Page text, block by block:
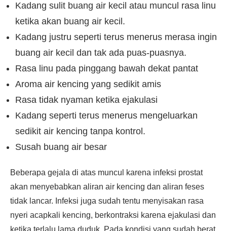
Kadang sulit buang air kecil atau muncul rasa linu
ketika akan buang air kecil.
Kadang justru seperti terus menerus merasa ingin
buang air kecil dan tak ada puas-puasnya.
Rasa linu pada pinggang bawah dekat pantat
Aroma air kencing yang sedikit amis
Rasa tidak nyaman ketika ejakulasi
Kadang seperti terus menerus mengeluarkan
sedikit air kencing tanpa kontrol.
Susah buang air besar
Beberapa gejala di atas muncul karena infeksi prostat
akan menyebabkan aliran air kencing dan aliran feses
tidak lancar. Infeksi juga sudah tentu menyisakan rasa
nyeri acapkali kencing, berkontraksi karena ejakulasi dan
ketika terlalu lama duduk. Pada kondisi yang sudah berat